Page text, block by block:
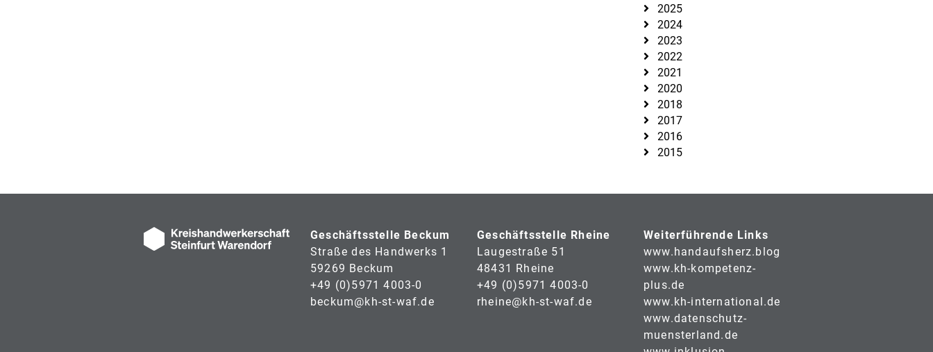
2025
2024
2023
2022
2021
2020
2018
2017
2016
2015
Geschäftsstelle Beckum
Straße des Handwerks 1
59269 Beckum
+49 (0)5971 4003-0
beckum@kh-st-waf.de
Geschäftsstelle Rheine
Laugestraße 51
48431 Rheine
+49 (0)5971 4003-0
rheine@kh-st-waf.de
Weiterführende Links
www.handaufsherz.blog
www.kh-kompetenz-
plus.de
www.kh-international.de
www.datenschutz-
muensterland.de